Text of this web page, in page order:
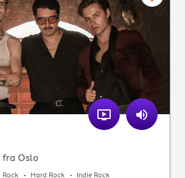
fra Oslo
Rock Hard Rock Indie Rock